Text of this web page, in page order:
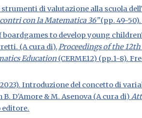
strumenti di valutazione alla scuola
con la Matematica 36”(pp. 49-
boardgames to develop young
(A cura di),Proceedings of the
Education (CERME12) (pp.1-8).
Introduzione del concetto di
D'Amore & M. Asenova (A cura di)
editore.